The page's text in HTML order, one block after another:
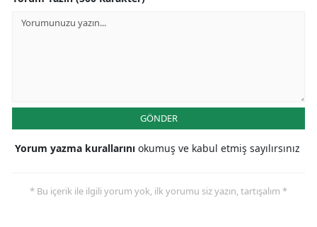
GÖNDER
Yorum yazma kurallarını okumuş ve kabul etmiş sayılırsınız
* Bu içerik ile ilgili yorum yok, ilk yorumu siz yazın, tartışalım *